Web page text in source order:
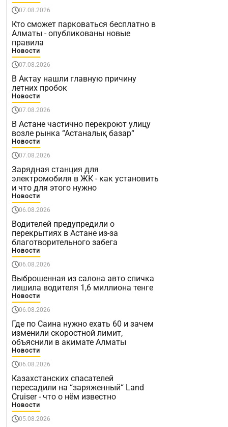
07.08.2026
Кто сможет парковаться бесплатно в
Алматы - опубликованы новые
правила
Новости
07.08.2026
В Актау нашли главную причину
летних пробок
Новости
07.08.2026
В Астане частично перекроют улицу
возле рынка “Астаналық базар“
Новости
07.08.2026
Зарядная станция для
электромобиля в ЖК - как установить
и что для этого нужно
Новости
06.08.2026
Водителей предупредили о
перекрытиях в Астане из-за
благотворительного забега
Новости
06.08.2026
Выброшенная из салона авто спичка
лишила водителя 1,6 миллиона тенге
Новости
06.08.2026
Где по Саина нужно ехать 60 и зачем
изменили скоростной лимит,
объяснили в акимате Алматы
Новости
06.08.2026
Казахстанских спасателей
пересадили на “заряженный“ Land
Cruiser - что о нём известно
Новости
05.08.2026